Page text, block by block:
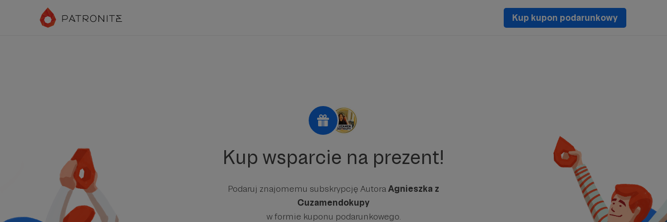
Kup kupon podarunkowy
Kup wsparcie na prezent!
Podaruj znajomemu subskrypcję Autora Agnieszka z
Cuzamendokupy
w formie kuponu podarunkowego.